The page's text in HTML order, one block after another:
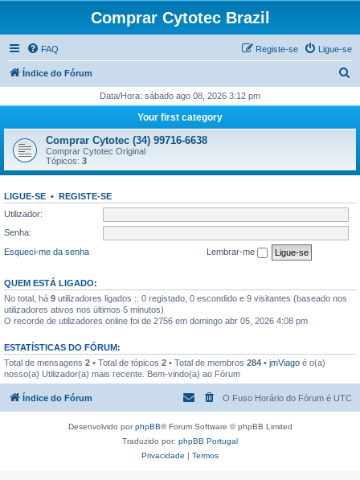
Comprar Cytotec Brazil
FAQ Ligue-se
Registe-se
Índice do Fórum
q
i
Data/Hora: sábado ago 08, 2026 3:12 pm
Your first category
Comprar Cytotec (34) 99716-6638
Comprar Cytotec Original
Tópicos: 3
LIGUE-SE • REGISTE-SE
Utilizador:
Senha:
Esqueci-me da senha
Lembrar-me
QUEM ESTÁ LIGADO:
No total, há 9 utilizadores ligados :: 0 registado, 0 escondido e 9 visitantes (baseado nos
utilizadores ativos nos últimos 5 minutos)
O recorde de utilizadores online foi de 2756 em domingo abr 05, 2026 4:08 pm
ESTATÍSTICAS DO FÓRUM:
Total de mensagens 2 • Total de tópicos 2 • Total de membros 284 • jmViago é o(a)
nosso(a) Utilizador(a) mais recente. Bem-vindo(a) ao Fórum
Índice do Fórum O Fuso Horário do Fórum é UTC
Desenvolvido porphpBB® Forum Software © phpBB Limited
Traduzido por: phpBB Portugal
Privacidade | Termos